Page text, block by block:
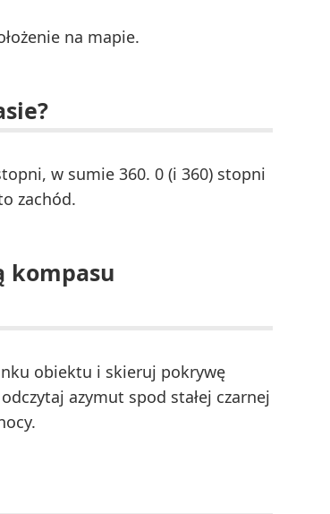
na mapie.
w sumie 360. 0 (i 360) stopni
zachód.
kompasu
obiektu i skieruj pokrywę
azymut spod stałej czarnej